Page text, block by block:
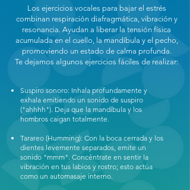
Los ejercicios vocales para bajar el estrés
combinan respiración diafragmática, vibración y
resonancia. Ayudan a liberar la tensión física
acumulada en el cuello, la mandíbula y el pecho,
promoviendo un estado de calma profunda.
Te dejamos algunos ejercicios fáciles de realizar:
Suspiro sonoro: Inhala profundamente y
exhala emitiendo un sonido de suspiro
("ahhhh"). Deja que la mandíbula y los
hombros caigan totalmente.
Tarareo (Humming): Con la boca cerrada y los
dientes levemente separados, emite un
sonido "mmm". Concéntrate en sentir la
vibración en tus labios y rostro; esto actúa
como un automasaje interno.